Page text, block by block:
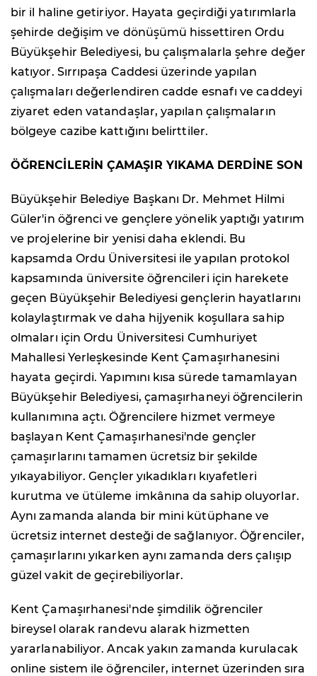
bir il haline getiriyor. Hayata geçirdiği yatırımlarla
şehirde değişim ve dönüşümü hissettiren Ordu
Büyükşehir Belediyesi, bu çalışmalarla şehre değer
katıyor. Sırrıpaşa Caddesi üzerinde yapılan
çalışmaları değerlendiren cadde esnafı ve caddeyi
ziyaret eden vatandaşlar, yapılan çalışmaların
bölgeye cazibe kattığını belirttiler.
ÖĞRENCİLERİN ÇAMAŞIR YIKAMA DERDİNE SON
Büyükşehir Belediye Başkanı Dr. Mehmet Hilmi
Güler'in öğrenci ve gençlere yönelik yaptığı yatırım
ve projelerine bir yenisi daha eklendi. Bu
kapsamda Ordu Üniversitesi ile yapılan protokol
kapsamında üniversite öğrencileri için harekete
geçen Büyükşehir Belediyesi gençlerin hayatlarını
kolaylaştırmak ve daha hijyenik koşullara sahip
olmaları için Ordu Üniversitesi Cumhuriyet
Mahallesi Yerleşkesinde Kent Çamaşırhanesini
hayata geçirdi. Yapımını kısa sürede tamamlayan
Büyükşehir Belediyesi, çamaşırhaneyi öğrencilerin
kullanımına açtı. Öğrencilere hizmet vermeye
başlayan Kent Çamaşırhanesi'nde gençler
çamaşırlarını tamamen ücretsiz bir şekilde
yıkayabiliyor. Gençler yıkadıkları kıyafetleri
kurutma ve ütüleme imkânına da sahip oluyorlar.
Aynı zamanda alanda bir mini kütüphane ve
ücretsiz internet desteği de sağlanıyor. Öğrenciler,
çamaşırlarını yıkarken aynı zamanda ders çalışıp
güzel vakit de geçirebiliyorlar.
Kent Çamaşırhanesi'nde şimdilik öğrenciler
bireysel olarak randevu alarak hizmetten
yararlanabiliyor. Ancak yakın zamanda kurulacak
online sistem ile öğrenciler, internet üzerinden sıra